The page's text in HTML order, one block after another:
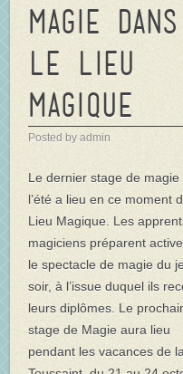
Magie dans
Le Lieu
Magique
Posted by admin
Le dernier stage de magie
l’été a lieu en ce moment
Lieu Magique. Les
magiciens préparent
le spectacle de magie du
soir, à l’issue duquel ils
leurs diplômes. Le
stage de Magie aura lieu
pendant les vacances de